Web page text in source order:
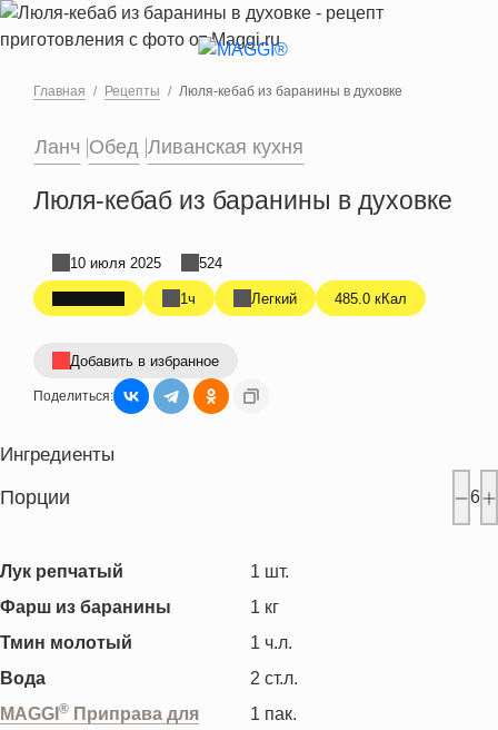
Перейти к основному содержанию
Главная Рецепты Люля-кебаб из баранины в духовке
Ланч Обед Ливанская кухня
Люля-кебаб из баранины в духовке
1ч Легкий 485.0 кКал
10 июля 2025 524
Добавить в избранное
Поделиться:
Ингредиенты
Порции 6
Лук репчатый 1 шт.
Фарш из баранины
1 кг
Тмин молотый
1 ч.л.
Вода
2 ст.л.
MAGGI ® Приправа для
1 пак.